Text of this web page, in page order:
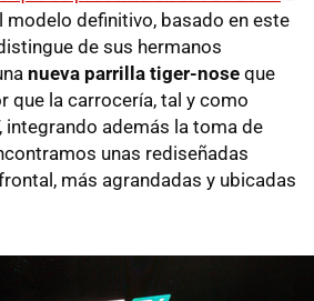
modelo definitivo, basado en este
de sus hermanos
nueva parrilla tiger-nose que
que la carrocería, tal y como
integrando además la toma de
unas rediseñadas
más agrandadas y ubicadas